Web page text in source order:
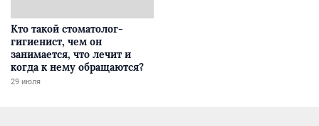
Кто такой стоматолог-
гигиенист, чем он
занимается, что лечит и
когда к нему обращаются?
29 июля